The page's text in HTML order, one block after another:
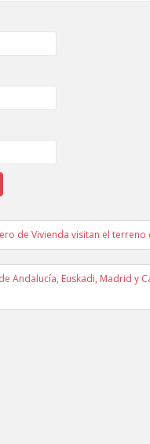
entradas
de Vivienda visitan el
Andalucía, Euskadi, Madrid y